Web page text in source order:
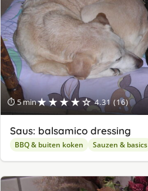
⏱ 5 min★★★★☆ 4.31 (16)
Saus: balsamico dressing
BBQ & buiten koken Sauzen & basics